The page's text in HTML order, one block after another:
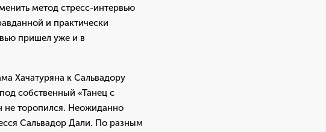
метод стресс-интервью
и практически
пришел уже и в
Хачатуряна к Сальвадору
собственный «Танец с
не торопился. Неожиданно
Сальвадор Дали. По разным